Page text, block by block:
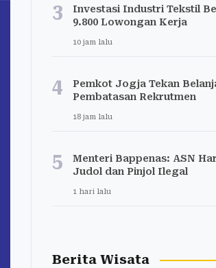
3
Investasi Industri Tekstil
9.800 Lowongan Kerja
10 jam lalu
4
Pemkot Jogja Tekan
Pembatasan Rekrutmen
18 jam lalu
5
Menteri Bappenas: ASN
Judol dan Pinjol Ilegal
1 hari lalu
Berita Wisata